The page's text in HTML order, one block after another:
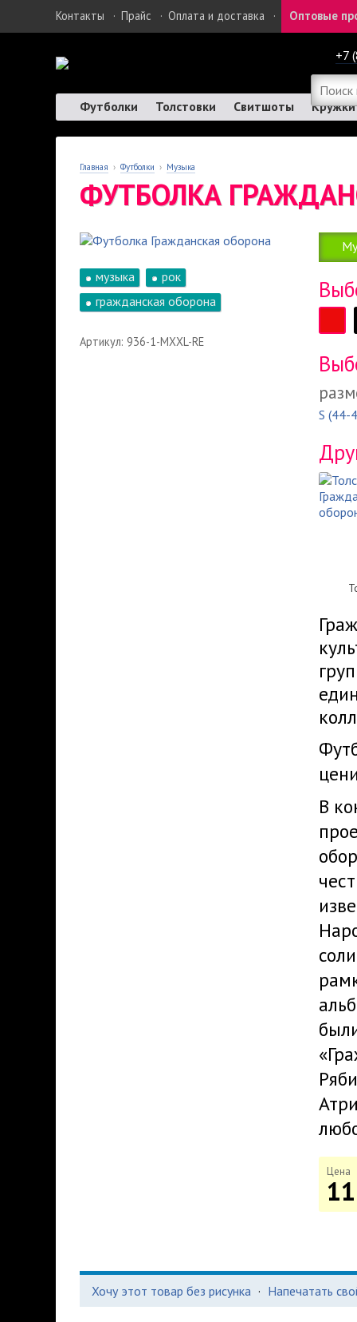
Контакты · Прайс · Оплата и доставка · Оптовые
+7
Футболки Толстовки Свитшоты Кружки
Главная › Футболки › Музыка
ФУТБОЛКА
музыка
рок
гражданская оборона
Артикул: 936-1-MXXL-RE
S (44-
В
Цена
Хочу этот товар без рисунка · Напечатать